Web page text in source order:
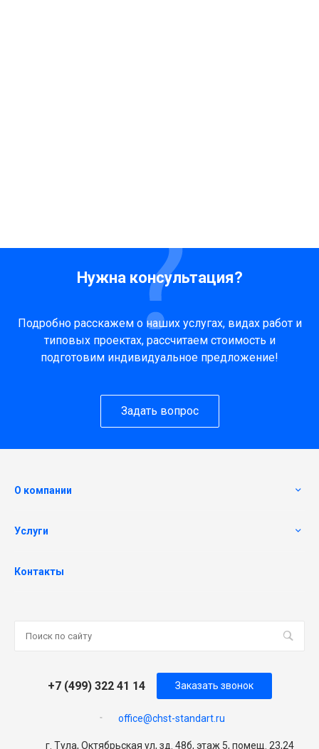
Нужна консультация?
Подробно расскажем о наших услугах, видах работ и
типовых проектах, рассчитаем стоимость и
подготовим индивидуальное предложение!
Задать вопрос
О компании
Услуги
Контакты
+7 (499) 322 41 14
office@chst-standart.ru
Заказать звонок
г. Тула, Октябрьская ул, зд. 48б, этаж 5, помещ. 23,24